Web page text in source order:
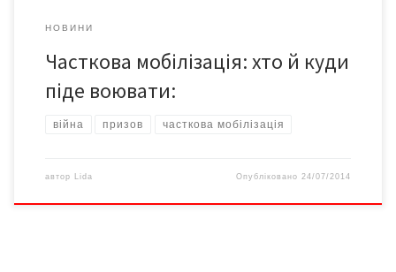
НОВИНИ
Часткова мобілізація: хто й куди
піде воювати:
війна призов часткова мобілізація
автор Lida Опубліковано 24/07/2014